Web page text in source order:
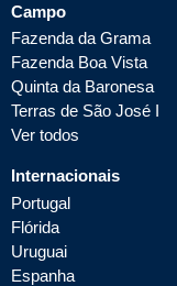
Campo
Fazenda da Grama
Fazenda Boa Vista
Quinta da Baronesa
Terras de São José I
Ver todos
Internacionais
Portugal
Flórida
Uruguai
Espanha